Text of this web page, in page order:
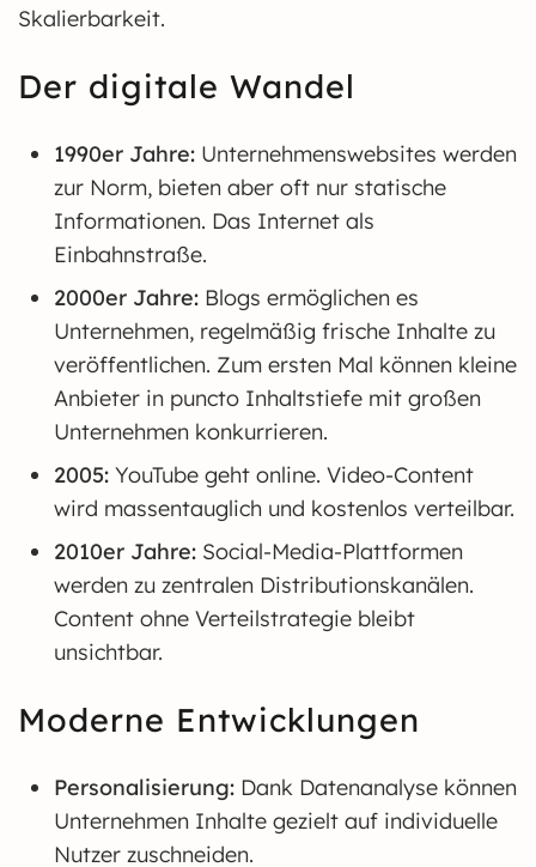
Skalierbarkeit.
Der digitale Wandel
1990er Jahre: Unternehmenswebsites werden
zur Norm, bieten aber oft nur statische
Informationen. Das Internet als
Einbahnstraße.
2000er Jahre: Blogs ermöglichen es
Unternehmen, regelmäßig frische Inhalte zu
veröffentlichen. Zum ersten Mal können kleine
Anbieter in puncto Inhaltstiefe mit großen
Unternehmen konkurrieren.
2005: YouTube geht online. Video-Content
wird massentauglich und kostenlos verteilbar.
2010er Jahre: Social-Media-Plattformen
werden zu zentralen Distributionskanälen.
Content ohne Verteilstrategie bleibt
unsichtbar.
Moderne Entwicklungen
Personalisierung: Dank Datenanalyse können
Unternehmen Inhalte gezielt auf individuelle
Nutzer zuschneiden.